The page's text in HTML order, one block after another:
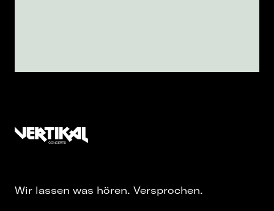
Wir lassen was hören. Versprochen.